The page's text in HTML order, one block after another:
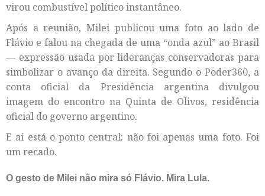
virou combustível político instantâneo.
Após a reunião, Milei publicou uma foto ao lado de
Flávio e falou na chegada de uma “onda azul” ao Brasil
— expressão usada por lideranças conservadoras para
simbolizar o avanço da direita. Segundo o Poder360, a
conta oficial da Presidência argentina divulgou
imagem do encontro na Quinta de Olivos, residência
oficial do governo argentino.
E aí está o ponto central: não foi apenas uma foto. Foi
um recado.
O gesto de Milei não mira só Flávio. Mira Lula.